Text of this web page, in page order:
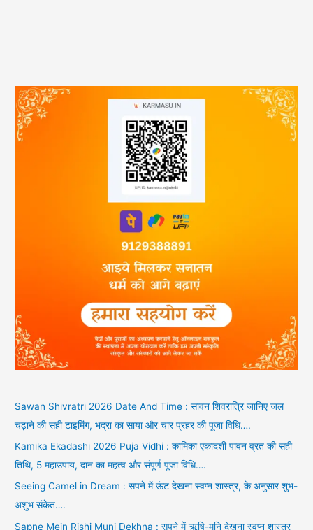
Sawan Shivratri 2026 Date And Time : सावन शिवरात्रि जानिए जल
चढ़ाने की सही टाइमिंग, भद्रा का साया और चार प्रहर की पूजा विधि….
Kamika Ekadashi 2026 Puja Vidhi : कामिका एकादशी पावन व्रत की सही
तिथि, 5 महाउपाय, दान का महत्व और संपूर्ण पूजा विधि….
Seeing Camel in Dream : सपने में ऊंट देखना स्वप्न शास्त्र, के अनुसार शुभ-
अशुभ संकेत….
Sapne Mein Rishi Muni Dekhna : सपने में ऋषि-मुनि देखना स्वप्न शास्त्र